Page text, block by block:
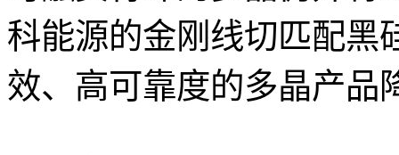
科能源的金刚线切匹配黑
效、高可靠度的多晶产品